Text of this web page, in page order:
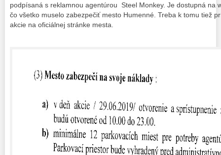
podpísaná s reklamnou agentúrou Steel Monkey. Je dostupná na
čo všetko muselo zabezpečiť mesto Humenné. Treba k tomu tiež
akcie na oficiálnej stránke mesta.